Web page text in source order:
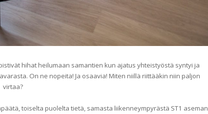
hihat heilumaan samantien kun ajatus yhteistyöstä syntyi ja
On ne nopeita! Ja osaavia! Miten niillä riittääkin niin paljon
virtaa?
toiselta puolelta tietä, samasta liikenneympyrästä ST1 aseman